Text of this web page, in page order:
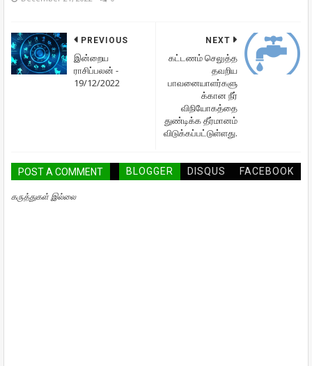
NEXT
கட்டணம் செலுத்த
தவறிய
பாவனையாளர்களு
க்கான நீர்
விநியோகத்தை
துண்டிக்க தீர்மானம்
விடுக்கப்பட்டுள்ளது.
PREVIOUS
இன்றைய
ராசிப்பலன் -
19/12/2022
POST A COMMENT BLOGGER DISQUS FACEBOOK
கருத்துகள் இல்லை